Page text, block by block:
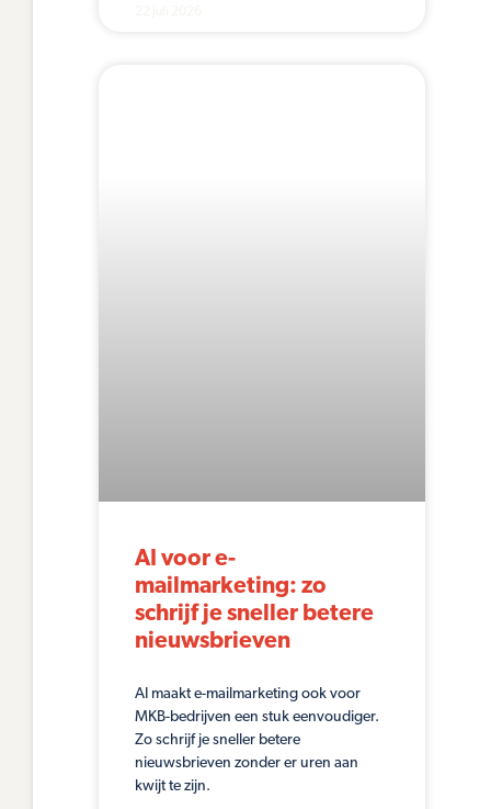
AI voor e-
mailmarketing: zo
schrijf je sneller betere
nieuwsbrieven
AI maakt e-mailmarketing ook voor
MKB-bedrijven een stuk eenvoudiger.
Zo schrijf je sneller betere
nieuwsbrieven zonder er uren aan
kwijt te zijn.